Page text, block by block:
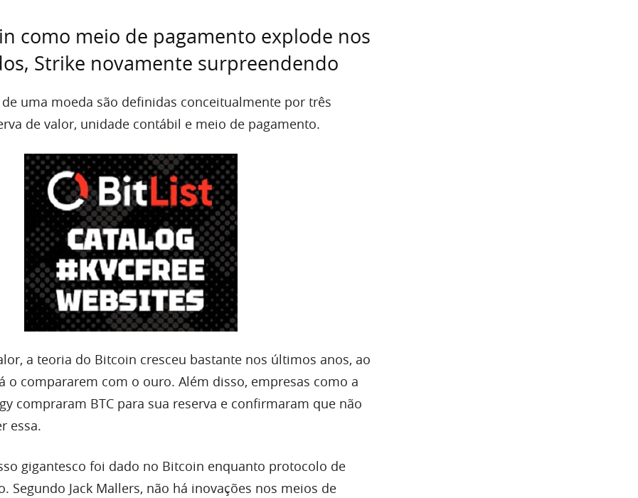
como meio de pagamento explode nos
Strike novamente surpreendendo
uma moeda são definidas conceitualmente por três
de valor, unidade contábil e meio de pagamento.
a teoria do Bitcoin cresceu bastante nos últimos anos, ao
o compararem com o ouro. Além disso, empresas como a
compraram BTC para sua reserva e confirmaram que não
essa.
gigantesco foi dado no Bitcoin enquanto protocolo de
Segundo Jack Mallers, não há inovações nos meios de